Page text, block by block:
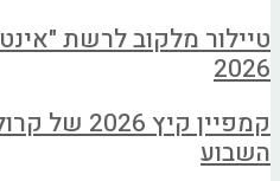
טיילור מלקוב לרשת
2026
קמפיין
השבוע